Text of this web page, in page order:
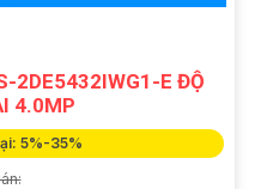
2DE5432IWG1-E ĐỘ
4.0MP
5%-35%